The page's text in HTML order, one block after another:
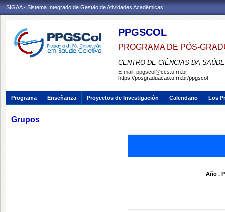
SIGAA - Sistema Integrado de Gestão de Atividades Acadêmicas
PPGSCOL
PROGRAMA DE PÓS-
CENTRO DE CIÊNCIAS DA SAÚDE
E-mail: ppgscol@ccs.ufrn.br
https://posgraduacao.ufrn.br/ppgscol
Programa Enseñanza Proyectos de Investigación Calendario Los
Grupos
Año .